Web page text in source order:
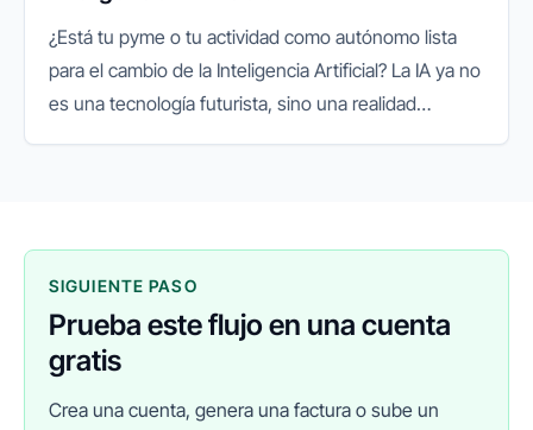
¿Está tu pyme o tu actividad como autónomo lista
para el cambio de la Inteligencia Artificial? La IA ya no
es una tecnología futurista, sino una realidad
SIGUIENTE PASO
Prueba este flujo en una cuenta
gratis
Crea una cuenta, genera una factura o sube un